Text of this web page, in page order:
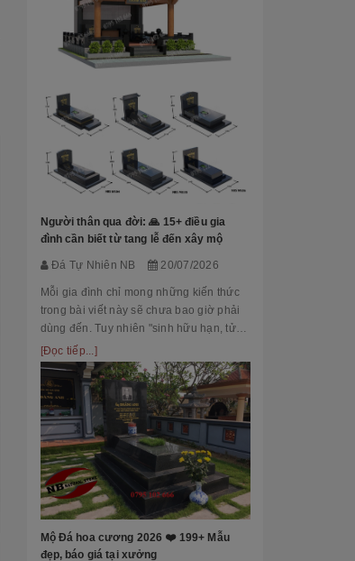
Người thân qua đời: 🙏 15+ điều gia
đình cần biết từ tang lễ đến xây mộ
Đá Tự Nhiên NB 20/07/2026
Mỗi gia đình chỉ mong những kiến thức
trong bài viết này sẽ chưa bao giờ phải
dùng đến. Tuy nhiên "sinh hữu hạn, tử
bất kỳ" việc chuẩn bị đầy đủ kiến thức về
các thủ tục, nghi lễ và xây dựng mộ
phầ...
[Đọc tiếp...]
Mộ Đá hoa cương 2026 ❤️ 199+ Mẫu
đẹp, báo giá tại xưởng